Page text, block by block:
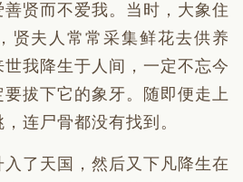
贤而不爱我。当时，大象住
贤夫人常常采集鲜花去供养
我降生于人间，一定不忘今
拔下它的象牙。随即便走上
连尸骨都没有找到。
了天国，然后又下凡降生在